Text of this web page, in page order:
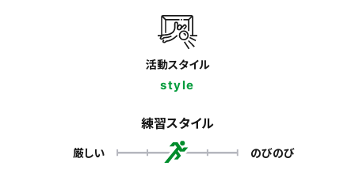
活動スタイル
style
練習スタイル
厳しい のびのび